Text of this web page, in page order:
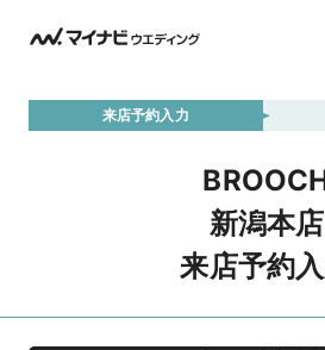
来店予約入力
新潟本店
来店予約